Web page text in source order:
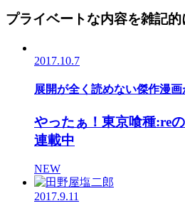
プライベートな内容を雑記
2017.10.7
展開が全く読めない傑作漫画
やったぁ！東京喰種:re
連載中
NEW
2017.9.11